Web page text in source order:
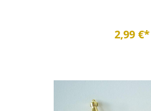
2,99 €*